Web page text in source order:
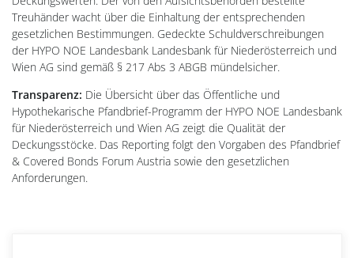
Treuhänder wacht über die Einhaltung der entsprechenden
gesetzlichen Bestimmungen. Gedeckte Schuldverschreibungen
der HYPO NOE Landesbank Landesbank für Niederösterreich und
Wien AG sind gemäß § 217 Abs 3 ABGB mündelsicher.
Transparenz: Die Übersicht über das Öffentliche und
Hypothekarische Pfandbrief-Programm der HYPO NOE Landesbank
für Niederösterreich und Wien AG zeigt die Qualität der
Deckungsstöcke. Das Reporting folgt den Vorgaben des Pfandbrief
& Covered Bonds Forum Austria sowie den gesetzlichen
Anforderungen.